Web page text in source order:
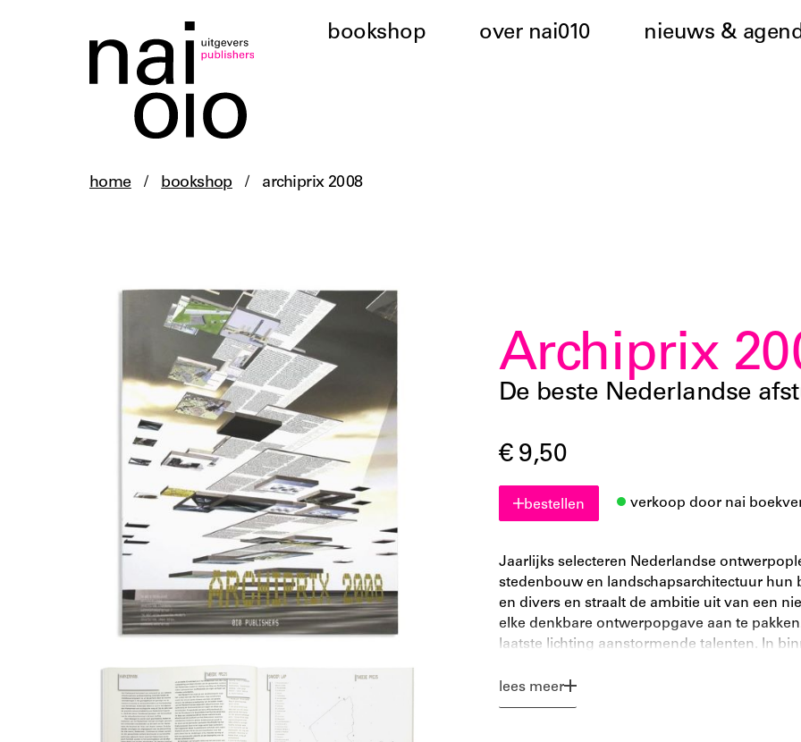
bookshop over nai010 nieuws &
home / bookshop / archiprix 2008
Archiprix
De beste Nederlandse
€ 9,50
bestellen verkoop door nai
Jaarlijks selecteren Nederlandse
stedenbouw en landschapsarchitectuur hun
en divers en straalt de ambitie uit van een
elke denkbare ontwerpopgave aan te
laatste lichting aanstormende talenten. In
Niet alleen opdrachtgevers, werkgevers en
prijsvragen en workshops weten via deze
lees meer